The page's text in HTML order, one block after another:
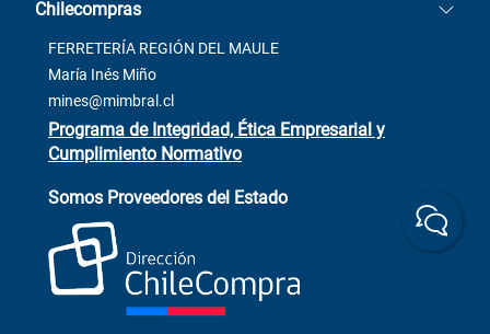
Términos y condiciones
Contacto
Venta Terreno
Trabaja con Nosotros
+(73) 256
ChileCompras
+56 9 9888 9549
2137 San Javier, Fono (73)
Chilecompras
FERRETERÍA REGIÓN DEL MAULE
María Inés Miño
mines@mimbral.cl
Programa de Integridad, Ética Empresarial y
Cumplimiento Normativo
Somos Proveedores del Estado